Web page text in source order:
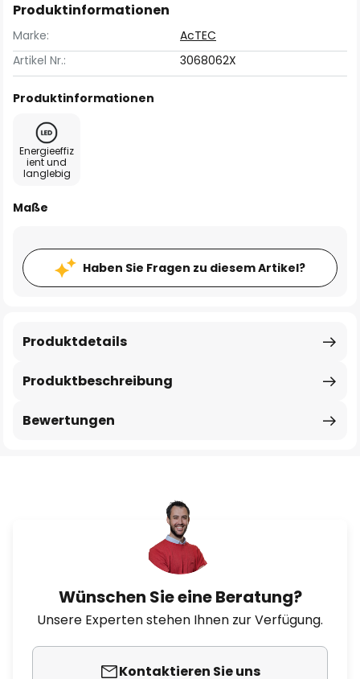
Produktinformationen
Marke:
AcTEC
Artikel Nr.:
3068062X
Produktinformationen
Energieeffiz
ient und
langlebig
Maße
Haben Sie Fragen zu diesem Artikel?
Produktbeschreibung
Produktdetails
Bewertungen
Wünschen Sie eine Beratung?
Unsere Experten stehen Ihnen zur Verfügung.
Kontaktieren Sie uns